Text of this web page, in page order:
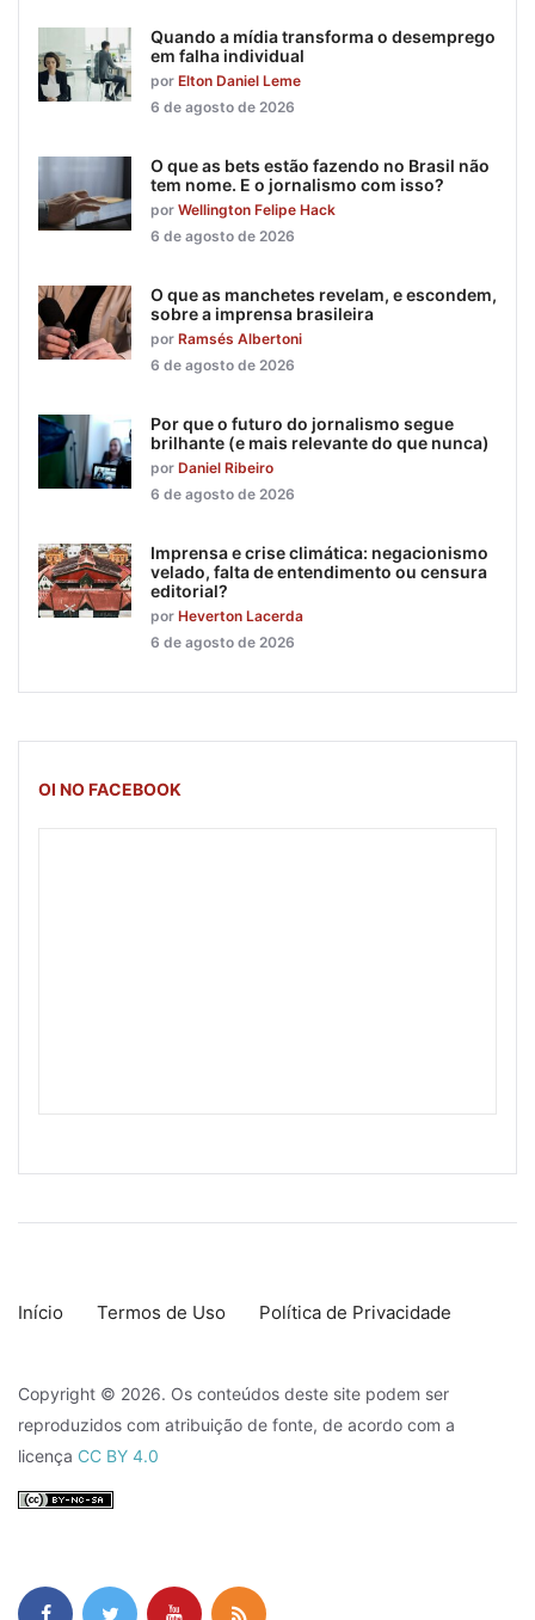
Quando a mídia transforma o desemprego
em falha individual
por Elton Daniel Leme
6 de agosto de 2026
O que as bets estão fazendo no Brasil não
tem nome. E o jornalismo com isso?
por Wellington Felipe Hack
6 de agosto de 2026
O que as manchetes revelam, e escondem,
sobre a imprensa brasileira
por Ramsés Albertoni
6 de agosto de 2026
Por que o futuro do jornalismo segue
brilhante (e mais relevante do que nunca)
por Daniel Ribeiro
6 de agosto de 2026
Imprensa e crise climática: negacionismo
velado, falta de entendimento ou censura
editorial?
por Heverton Lacerda
6 de agosto de 2026
OI NO FACEBOOK
Início Termos de Uso Política de Privacidade
Copyright © 2026. Os conteúdos deste site podem ser
reproduzidos com atribuição de fonte, de acordo com a
licença CC BY 4.0